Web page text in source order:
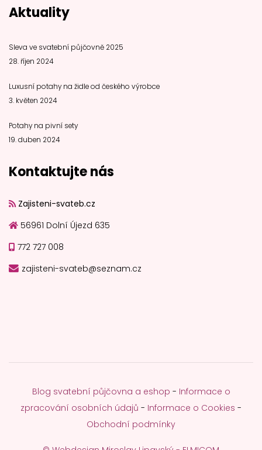
Aktuality
Sleva ve svatební půjčovně 2025
28. říjen 2024
Luxusní potahy na židle od českého výrobce
3. květen 2024
Potahy na pivní sety
19. duben 2024
Kontaktujte nás
Zajisteni-svateb.cz
56961 Dolní Újezd 635
772 727 008
zajisteni-svateb@seznam.cz
Blog svatební půjčovna a eshop - Informace o
zpracování osobních údajů - Informace o Cookies -
Obchodní podmínky